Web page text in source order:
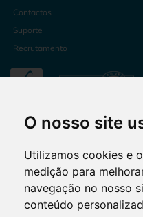
O nosso site
Utilizamos cookies e
medição para
navegação no nosso
conteúdo
Contactos
Suporte
Recrutamento
Livro de Reclamações •